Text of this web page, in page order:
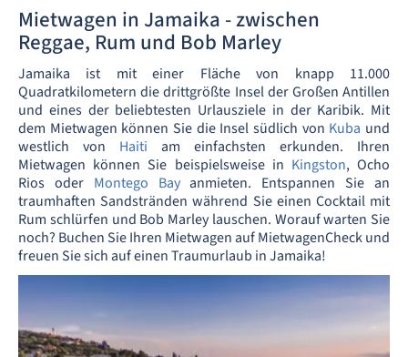
Mietwagen in Jamaika - zwischen
Reggae, Rum und Bob Marley
Jamaika ist mit einer Fläche von knapp 11.000
Quadratkilometern die drittgrößte Insel der Großen Antillen
und eines der beliebtesten Urlausziele in der Karibik. Mit
dem Mietwagen können Sie die Insel südlich von Kuba und
westlich von Haiti am einfachsten erkunden. Ihren
Mietwagen können Sie beispielsweise in Kingston, Ocho
Rios oderMontego Bayanmieten. Entspannen Sie an
traumhaften Sandstränden während Sie einen Cocktail mit
Rum schlürfen und Bob Marley lauschen. Worauf warten Sie
noch? Buchen Sie Ihren Mietwagen auf MietwagenCheck und
freuen Sie sich auf einen Traumurlaub in Jamaika!